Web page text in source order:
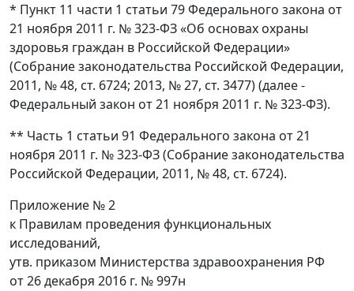
* Пункт 11 части 1 статьи 79 Федерального закона от
21 ноября 2011 г. № 323-ФЗ «Об основах охраны
здоровья граждан в Российской Федерации»
(Собрание законодательства Российской Федерации,
2011, № 48, ст. 6724; 2013, № 27, ст. 3477) (далее -
Федеральный закон от 21 ноября 2011 г. № 323-ФЗ).
** Часть 1 статьи 91 Федерального закона от 21
ноября 2011 г. № 323-ФЗ (Собрание законодательства
Российской Федерации, 2011, № 48, ст. 6724).
Приложение № 2
к Правилам проведения функциональных
исследований,
утв. приказом Министерства здравоохранения РФ
от 26 декабря 2016 г. № 997н